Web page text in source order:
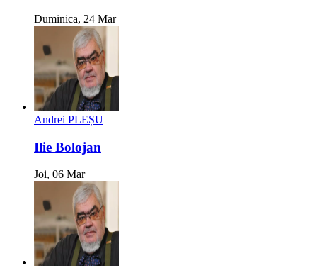
Duminica, 24 Mar
Andrei PLEȘU
Ilie Bolojan
Joi, 06 Mar